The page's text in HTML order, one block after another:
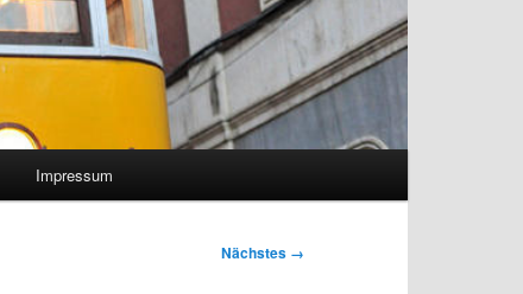
Impressum
Nächstes →